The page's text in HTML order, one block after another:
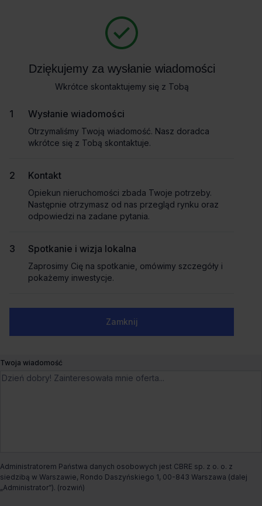
Wynajem tradycyjny
Muchoborska 8,Wrocław, Muchobór Mały
Dostępna powierzchnia od 667m² do 4 062m²
Całkowita powierzchnia biurowa
Dziękujemy za wysłanie wiadomości
Wkrótce skontaktujemy się z Tobą
Wysłanie wiadomości
Otrzymaliśmy Twoją wiadomość. Nasz doradca
wkrótce się z Tobą skontaktuje.
Kontakt
Opiekun nieruchomości zbada Twoje potrzeby.
Następnie otrzymasz od nas przegląd rynku oraz
odpowiedzi na zadane pytania.
Spotkanie i wizja lokalna
Zaprosimy Cię na spotkanie, omówimy szczegóły i
pokażemy inwestycje.
Zamknij
Masz pytania dotyczące oferty? Opowiedz nam o swoich
Twojej firmy. Napisz do nas!
Imię i nazwisko
Nazwa firmy
Email służbowy
Numer telefonu służbowy
Twoja wiadomość
Administratorem Państwa danych osobowych jest CBRE sp. z o. o. z
siedzibą w Warszawie, Rondo Daszyńskiego 1, 00-843 Warszawa (dalej
„Administrator”).
Dziękujemy za wysłanie wiadomości
Wkrótce skontaktujemy się z Tobą
Wysłanie wiadomości
Otrzymaliśmy Twoją wiadomość. Nasz doradca
wkrótce się z Tobą skontaktuje.
Kontakt
Opiekun nieruchomości zbada Twoje potrzeby.
Następnie otrzymasz od nas przegląd rynku oraz
odpowiedzi na zadane pytania.
Spotkanie i wizja lokalna
Zaprosimy Cię na spotkanie, omówimy szczegóły i
pokażemy inwestycje.
Zamknij